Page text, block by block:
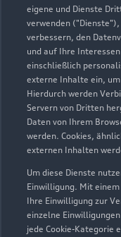
eigene und Dienste
verwenden
verbessern, den
und auf Ihre
einschließlich
externe Inhalte ein,
Hierdurch werden
Servern von Dritten
Daten von Ihrem
werden. Cookies,
externen Inhalten
Um diese Dienste
Einwilligung. Mit
Ihre Einwilligung zur
einzelne
jede Cookie-Kategorie
Zur Audi
Audi